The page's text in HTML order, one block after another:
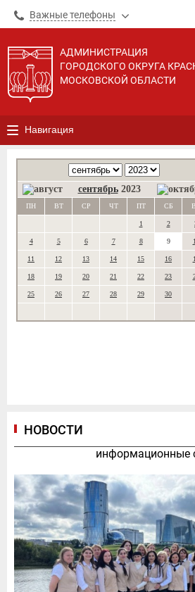
Важные телефоны
АДМИНИСТРАЦИЯ
ГОРОДСКОГО ОКРУГА
МОСКОВСКОЙ ОБЛАСТИ
Навигация
сентябрь 2023
ПН ВТ СР ЧТ ПТ СБ
1 2
4 5 6 7 8 9
11 12 13 14 15 16
18 19 20 21 22 23
25 26 27 28 29 30
НОВОСТИ
информационные